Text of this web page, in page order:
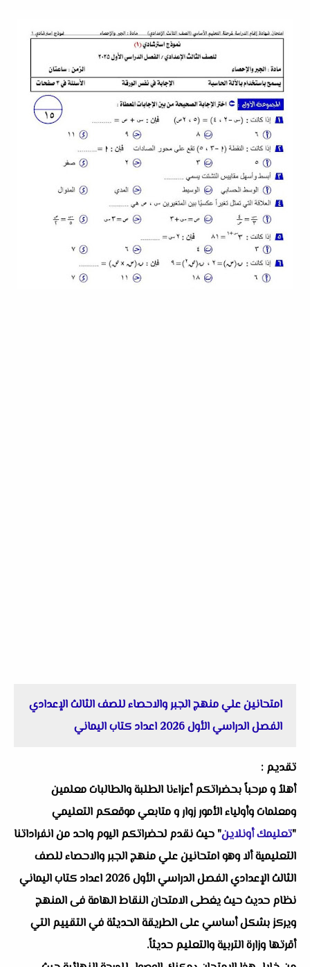
امتحانين علي منهج الجبر والاحصاء للصف الثالث الإعدادي
الفصل الدراسي الأول 2026 اعداد كتاب اليماني
تقديم :
أهلاُ و مرحباً بحضراتكم أعزاءنا الطلبة والطالبات معلمين
ومعلمات وأولياء الأمور زوار و متابعي موقعكم التعليمي
"تعليمك أونلاين" حيث نقدم لحضراتكم اليوم واحد من انفراداتنا
التعليمية ألا وهو امتحانين علي منهج الجبر والاحصاء للصف
الثالث الإعدادي الفصل الدراسي الأول 2026 اعداد كتاب اليماني
نظام حديث حيث يغطى الامتحان النقاط الهامة فى المنهج
ويركز بشكل أساسي على الطريقة الحديثة في التقييم التي
أقرتها وزارة التربية والتعليم حديثاً.